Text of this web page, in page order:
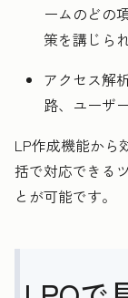
ームのどの
策を講じら
アクセス解
路、ユーザ
LP作成機能から
括で対応できる
とが可能です。